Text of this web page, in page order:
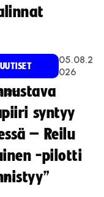
UUTISET
05.08.2
026
syntyy
– Reilu
-pilotti